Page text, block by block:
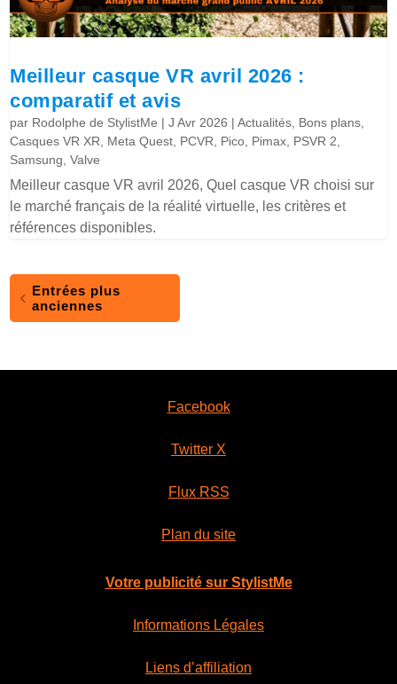
Meilleur casque VR avril 2026 :
comparatif et avis
par Rodolphe de StylistMe |J Avr 2026 |Actualités Bons plans
Casques VR XR
Meta Quest PCVR Pico Pimax PSVR 2
Samsung ,Valve
Meilleur casque VR avril 2026, Quel casque VR choisi sur
le marché français de la réalité virtuelle, les critères et
références disponibles.
Entrées plus
anciennes
Facebook
Twitter X
Flux RSS
Plan du site
Votre publicité sur StylistMe
Informations Légales
Liens d’affiliation